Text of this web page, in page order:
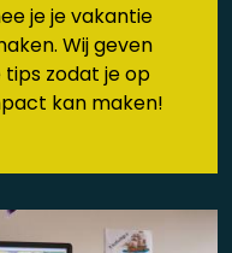
je je vakantie
Wij geven
zodat je op
kan maken!